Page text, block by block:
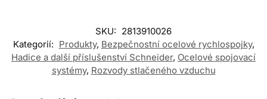
SKU: 2813910026
Kategorií: Produkty, Bezpečnostní ocelové rychlospojky,
Hadice a další příslušenství Schneider, Ocelové spojovací
systémy, Rozvody stlačeného vzduchu